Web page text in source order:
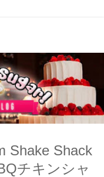
Shake Shack
チキンシャ